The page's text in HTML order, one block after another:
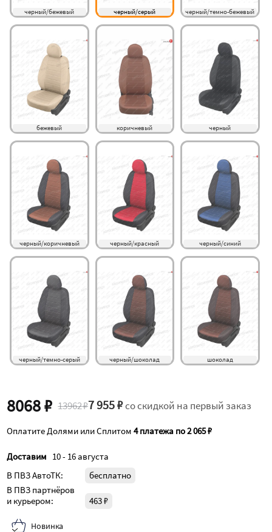
черный/бежевый черный/серый черный/темно-бежевый
бежевый коричневый черный
черный/коричневый черный/красный черный/синий
черный/темно-серый черный/шоколад шоколад
8068 ₽ 13962 ₽7 955 ₽со скидкой на первый заказ
Оплатите Долями или Сплитом4 платежа по 2 065 ₽
Доставим 10 - 16 августа
В ПВЗ АвтоТК:
бесплатно
В ПВЗ партнёров
и курьером:
463 ₽
Новинка